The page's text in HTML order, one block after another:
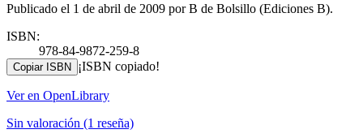
Publicado el 1 de abril de 2009 por B de Bolsillo (Ediciones B).
ISBN:
978-84-9872-259-8
Copiar ISBN ¡ISBN copiado!
Ver en OpenLibrary
Sin valoración (1 reseña)